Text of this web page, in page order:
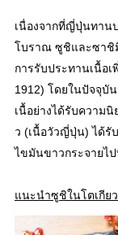
เนื่องจากที่ญี่ปุ่นทาน
โบราณ ซูชิและซาชิ
การรับประทานเนื้อเ
1912) โดยในปัจจุบั
เนื้อย่างได้รับความ
ว (เนื้อวัวญี่ปุ่น) ได้รั
ไขมันขาวกระจายไ
แนะนำซูชิในโตเกีย